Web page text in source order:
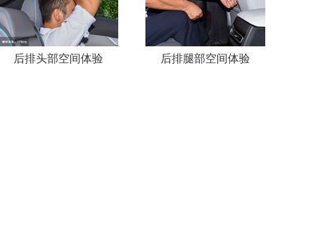
后排头部空间体验 后排腿部空间体验